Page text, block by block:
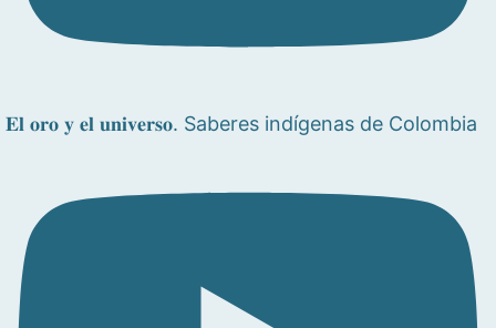
𝐄𝐥 𝐨𝐫𝐨 𝐲 𝐞𝐥 𝐮𝐧𝐢𝐯𝐞𝐫𝐬𝐨. Saberes indígenas de Colombia